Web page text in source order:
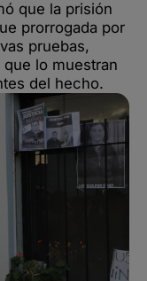
que la prisión
prorrogada por
pruebas,
lo muestran
del hecho.